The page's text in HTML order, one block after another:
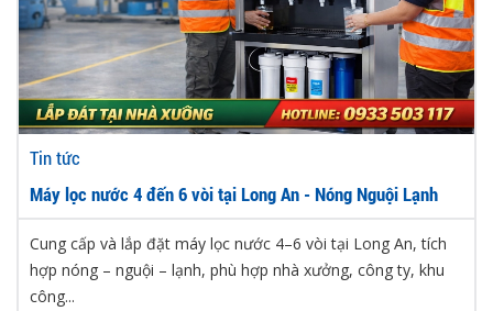
Tin tức
Máy lọc nước 4 đến 6 vòi tại Long An - Nóng Nguội Lạnh
Cung cấp và lắp đặt máy lọc nước 4–6 vòi tại Long An, tích
hợp nóng – nguội – lạnh, phù hợp nhà xưởng, công ty, khu
công...